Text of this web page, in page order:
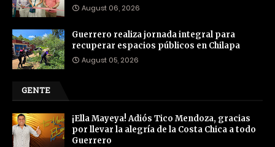
August 06, 2026
Guerrero realiza jornada integral para
recuperar espacios públicos en Chilapa
August 05, 2026
GENTE
¡Ella Mayeya! Adiós Tico Mendoza, gracias
por llevar la alegría de la Costa Chica a todo
Guerrero